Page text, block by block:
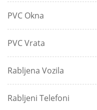
PVC Okna
PVC Vrata
Rabljena Vozila
Rabljeni Telefoni